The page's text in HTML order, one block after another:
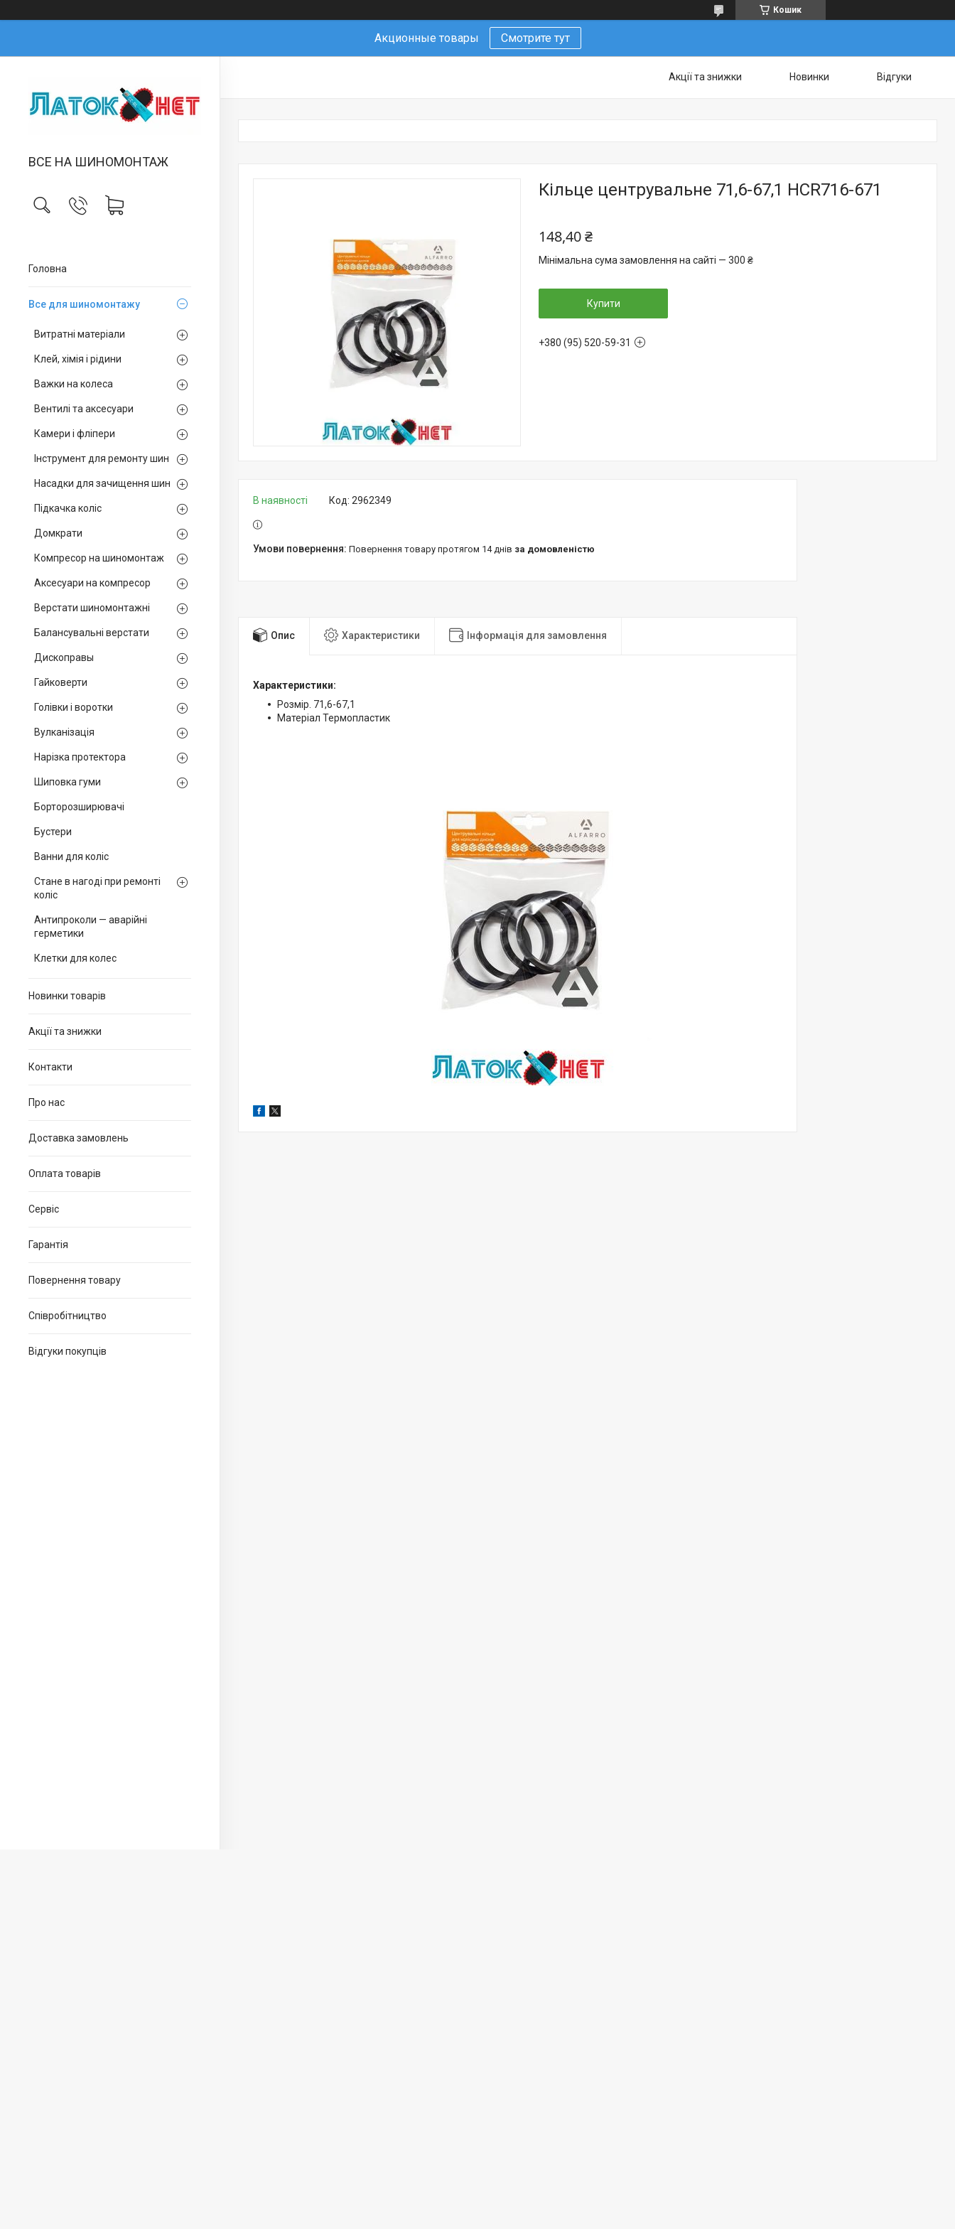
Кошик
Акционные товары Смотрите тут
ВСЕ НА ШИНОМОНТАЖ
Головна
Все для шиномонтажу
Витратні матеріали
Клей, хімія і рідини
Важки на колеса
Вентилі та аксесуари
Камери і фліпери
Інструмент для ремонту шин
Насадки для зачищення шин
Підкачка коліс
Домкрати
Компресор на шиномонтаж
Аксесуари на компресор
Верстати шиномонтажні
Балансувальні верстати
Дископравы
Гайковерти
Голівки і воротки
Вулканізація
Нарізка протектора
Шиповка гуми
Борторозширювачі
Бустери
Ванни для коліс
Стане в нагоді при ремонті
коліс
Антипроколи — аварійні
герметики
Клетки для колес
Новинки товарів
Акції та знижки
Контакти
Про нас
Доставка замовлень
Оплата товарів
Сервіс
Гарантія
Повернення товару
Співробітництво
Відгуки покупців
Акції та знижки Новинки Відгуки
Кільце центрувальне 71,6-67,1 HCR716-671
148,40 ₴
Мінімальна сума замовлення на сайті — 300 ₴
Купити
+380 (95) 520-59-31
В наявності Код: 2962349
повернення товару протягом 14 днів за домовленістю
Опис Характеристики Інформація для замовлення
Характеристики:
Розмір. 71,6-67,1
Матеріал Термопластик